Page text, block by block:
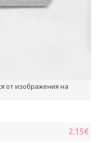
от изображения на
2.15€